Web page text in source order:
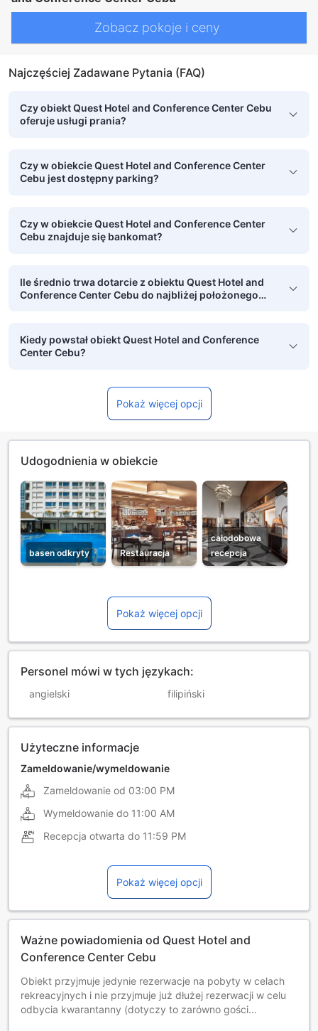
Zobacz pokoje i ceny
Najczęściej Zadawane Pytania (FAQ)
Czy obiekt Quest Hotel and Conference Center Cebu
oferuje usługi prania?
Czy w obiekcie Quest Hotel and Conference Center
Cebu jest dostępny parking?
Czy w obiekcie Quest Hotel and Conference Center
Cebu znajduje się bankomat?
Ile średnio trwa dotarcie z obiektu Quest Hotel and
Conference Center Cebu do najbliżej położonego
Kiedy powstał obiekt Quest Hotel and Conference
Center Cebu?
Pokaż więcej opcji
Udogodnienia w obiekcie
basen odkryty Restauracja
całodobowa
recepcja
Pokaż więcej opcji
Personel mówi w tych językach:
angielski filipiński
Użyteczne informacje
Zameldowanie/wymeldowanie
Zameldowanie od 03:00 PM
Wymeldowanie do 11:00 AM
Recepcja otwarta do 11:59 PM
Pokaż więcej opcji
Ważne powiadomienia od Quest Hotel and
Conference Center Cebu
Obiekt przyjmuje jedynie rezerwacje na pobyty w celach
rekreacyjnych i nie przyjmuje już dłużej rezerwacji w celu
odbycia kwarantanny (dotyczy to zarówno gości